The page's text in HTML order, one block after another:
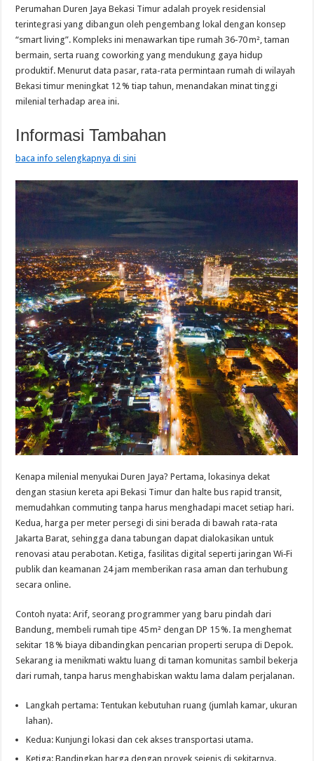
Perumahan Duren Jaya Bekasi Timur adalah proyek residensial
terintegrasi yang dibangun oleh pengembang lokal dengan konsep
“smart living”. Kompleks ini menawarkan tipe rumah 36‑70 m², taman
bermain, serta ruang coworking yang mendukung gaya hidup
produktif. Menurut data pasar, rata-rata permintaan rumah di wilayah
Bekasi timur meningkat 12 % tiap tahun, menandakan minat tinggi
milenial terhadap area ini.
Informasi Tambahan
baca info selengkapnya di sini
Kenapa milenial menyukai Duren Jaya? Pertama, lokasinya dekat
dengan stasiun kereta api Bekasi Timur dan halte bus rapid transit,
memudahkan commuting tanpa harus menghadapi macet setiap hari.
Kedua, harga per meter persegi di sini berada di bawah rata-rata
Jakarta Barat, sehingga dana tabungan dapat dialokasikan untuk
renovasi atau perabotan. Ketiga, fasilitas digital seperti jaringan Wi‑Fi
publik dan keamanan 24 jam memberikan rasa aman dan terhubung
secara online.
Contoh nyata: Arif, seorang programmer yang baru pindah dari
Bandung, membeli rumah tipe 45 m² dengan DP 15 %. Ia menghemat
sekitar 18 % biaya dibandingkan pencarian properti serupa di Depok.
Sekarang ia menikmati waktu luang di taman komunitas sambil bekerja
dari rumah, tanpa harus menghabiskan waktu lama dalam perjalanan.
Langkah pertama: Tentukan kebutuhan ruang (jumlah kamar, ukuran
lahan).
Kedua: Kunjungi lokasi dan cek akses transportasi utama.
Ketiga: Bandingkan harga dengan proyek sejenis di sekitarnya.